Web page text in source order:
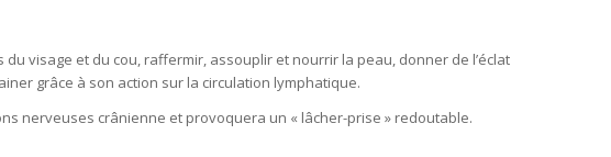
visage et du cou, raffermir, assouplir et nourrir la peau, donner de lʼéclat
grâce à son action sur la circulation lymphatique.
nerveuses crânienne et provoquera un « lâcher-prise » redoutable.